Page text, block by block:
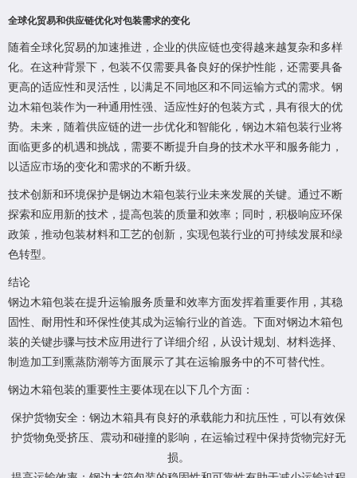
全球化贸易和供应链优化对包装需求的变化
随着全球化贸易的加速推进，企业的供应链也变得越来越复杂和多样
化。在这种背景下，包装不仅需要具备良好的保护性能，还需要具备
更高的适应性和灵活性，以满足不同地区和不同运输方式的需求。钢
边木箱包装作为一种通用性强、适应性好的包装方式，具有很大的优
势。未来，随着供应链的进一步优化和智能化，钢边木箱包装行业将
面临更多的机遇和挑战，需要不断提升自身的技术水平和服务能力，
以适应市场的变化和需求的不断升级。
技术创新和环境保护是钢边木箱包装行业未来发展的关键。通过不断
探索和应用新的技术，提高包装的质量和效率；同时，积极响应环保
政策，推动包装材料和工艺的创新，实现包装行业的可持续发展和绿
色转型。
结论
钢边木箱包装在提升运输服务质量和效率方面发挥着重要作用，其稳
固性、耐用性和环保性使其成为运输行业的首选。下面对钢边木箱包
装的关键步骤与技术应用进行了详细介绍，从设计规划、材料选择、
制造加工到熏蒸防潮等方面展示了其在运输服务中的不可替代性。
钢边木箱包装的重要性主要体现在以下几个方面：
保护货物安全：钢边木箱具有良好的承载能力和抗压性，可以有效保
护货物免受挤压、震动和碰撞的影响，在运输过程中保持货物完好无
损。